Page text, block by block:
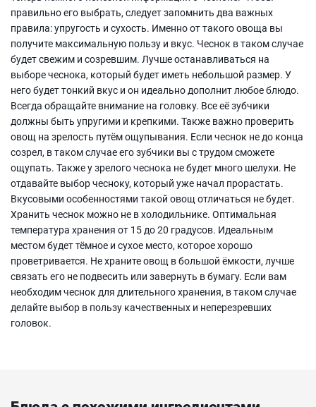
правильно его выбрать, следует запомнить два важных
правила: упругость и сухость. Именно от такого овоща вы
получите максимальную пользу и вкус. Чеснок в таком случае
будет свежим и созревшим. Лучше останавливаться на
выборе чеснока, который будет иметь небольшой размер. У
него будет тонкий вкус и он идеально дополнит любое блюдо.
Всегда обращайте внимание на головку. Все её зубчики
должны быть упругими и крепкими. Также важно проверить
овощ на зрелость путём ощупывания. Если чеснок не до конца
созрел, в таком случае его зубчики вы с трудом сможете
ощупать. Также у зрелого чеснока не будет много шелухи. Не
отдавайте выбор чесноку, который уже начал прорастать.
Вкусовыми особенностями такой овощ отличаться не будет.
Хранить чеснок можно не в холодильнике. Оптимальная
температура хранения от 15 до 20 градусов. Идеальным
местом будет тёмное и сухое место, которое хорошо
проветривается. Не храните овощ в большой ёмкости, лучше
связать его не подвесить или завернуть в бумагу. Если вам
необходим чеснок для длительного хранения, в таком случае
делайте выбор в пользу качественных и неперезревших
головок.